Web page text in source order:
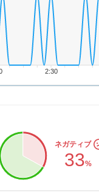
2:30
ネガティブ
33%